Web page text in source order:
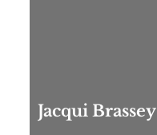
Jacqui Brassey